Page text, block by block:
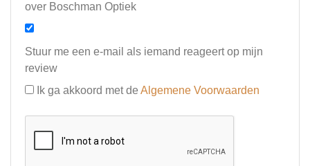
over Boschman Optiek
Stuur me een e-mail als iemand reageert op mijn
review
Ik ga akkoord met de Algemene Voorwaarden